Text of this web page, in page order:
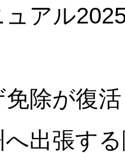
アル
除が復
へ出張す